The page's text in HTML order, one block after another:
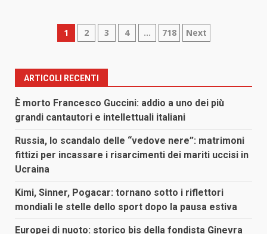
Paginazione
articoli
1 2 3 4 … 718 Next
ARTICOLI RECENTI
È morto Francesco Guccini: addio a uno dei più
grandi cantautori e intellettuali italiani
Russia, lo scandalo delle “vedove nere”: matrimoni
fittizi per incassare i risarcimenti dei mariti uccisi in
Ucraina
Kimi, Sinner, Pogacar: tornano sotto i riflettori
mondiali le stelle dello sport dopo la pausa estiva
Europei di nuoto: storico bis della fondista Ginevra